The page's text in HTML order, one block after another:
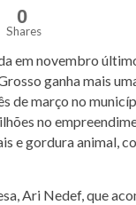
0
Shares
em novembro
ganha mais
de março no
no
e gordura animal,
Ari Nedef, que